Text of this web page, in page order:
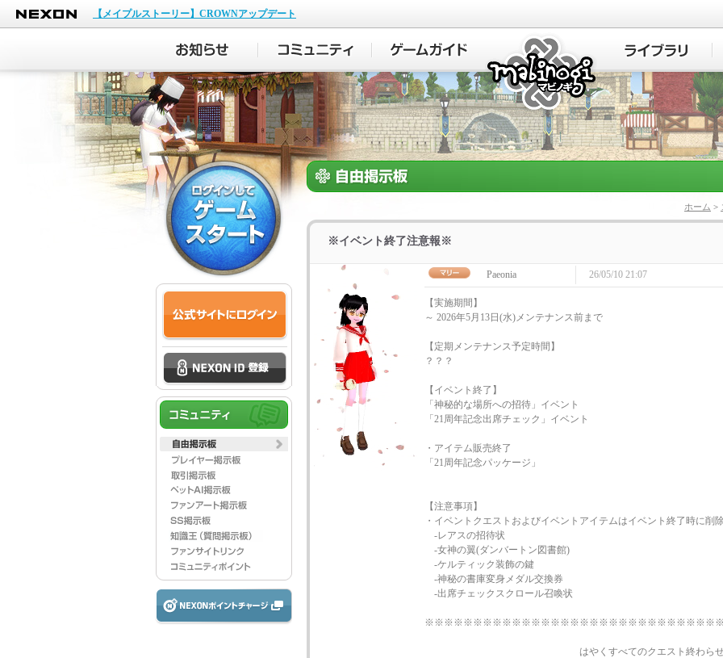
NEXON
【メイプルストーリー】CROWNアップデート
マビノギ
ホーム >
※イベント終了注意報※
Paeonia 26/05/10 21:07
【実施期間】
～ 2026年5月13日(水)メンテナンス前まで
【定期メンテナンス予定時間】
？？？
【イベント終了】
「神秘的な場所への招待」イベント
「21周年記念出席チェック」イベント
・アイテム販売終了
「21周年記念パッケージ」
【注意事項】
・イベントクエストおよびイベントアイテムはイベント終了時に削除
-レアスの招待状
-女神の翼(ダンバートン図書館)
-ケルティック装飾の鍵
-神秘の書庫変身メダル交換券
-出席チェックスクロール召喚状
はやくすべてのクエスト終わらせよう（